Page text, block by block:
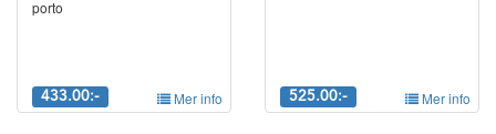
porto
433.00:- Mer info 525.00:- Mer info